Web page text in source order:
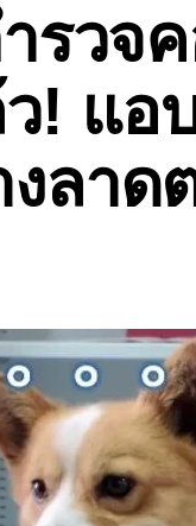
รวจ
! แอ
ลาด